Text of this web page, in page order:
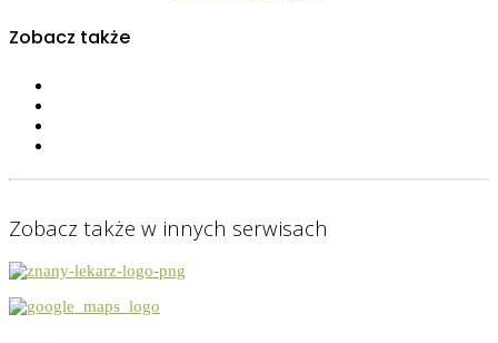
Zobacz także
Zobacz także w innych serwisach